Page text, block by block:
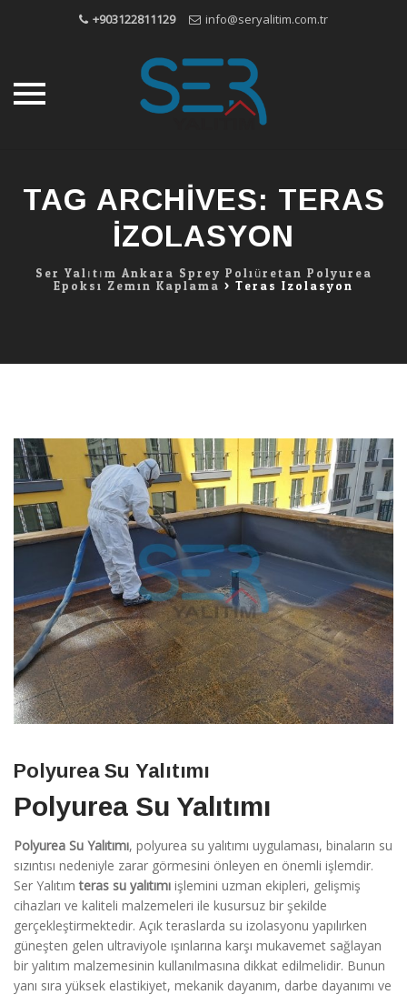
+903122811129 info@seryalitim.com.tr
contentTAG ARCHIVES: TERAS
IZOLASYON
Ser Yalıtım Ankara Sprey Poliüretan Polyurea
Epoksi Zemin Kaplama > Teras Izolasyon
Polyurea Su Yalıtımı
Polyurea Su Yalıtımı
Polyurea Su Yalıtımı, polyurea su yalıtımı uygulaması, binaların su
sızıntısı nedeniyle zarar görmesini önleyen en önemli işlemdir.
Ser Yalıtımteras su yalıtımı işlemini uzman ekipleri, gelişmiş
cihazları ve kaliteli malzemeleri ile kusursuz bir şekilde
gerçekleştirmektedir. Açık teraslarda su izolasyonu yapılırken
güneşten gelen ultraviyole ışınlarına karşı mukavemet sağlayan
bir yalıtım malzemesinin kullanılmasına dikkat edilmelidir. Bunun
yanı sıra yüksek elastikiyet, mekanik dayanım, darbe dayanımı ve